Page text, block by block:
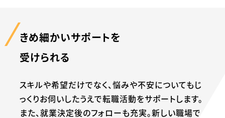
きめ細かいサポートを
受けられる
スキルや希望だけでなく、悩みや不安についてもじ
っくりお伺いしたうえで転職活動をサポートします。
また、就業決定後のフォローも充実。新しい職場で